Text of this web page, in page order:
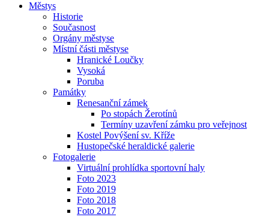
Městys
Historie
Současnost
Orgány městyse
Místní části městyse
Hranické Loučky
Vysoká
Poruba
Památky
Renesanční zámek
Po stopách Žerotínů
Termíny uzavření zámku pro veřejnost
Kostel Povýšení sv. Kříže
Hustopečské heraldické galerie
Fotogalerie
Virtuální prohlídka sportovní haly
Foto 2023
Foto 2019
Foto 2018
Foto 2017